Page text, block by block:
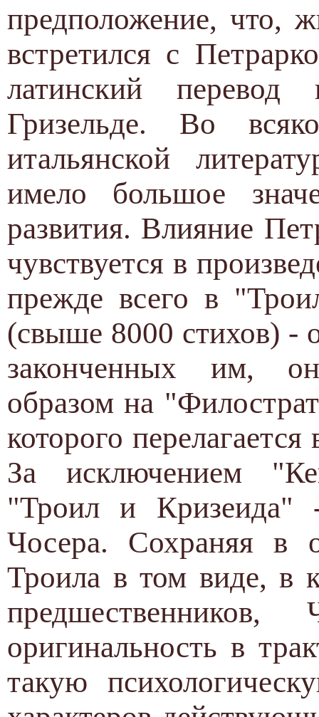
предположение, что,
встретился с
латинский
Гризельде. Во
итальянской
имело большое
развития. Влияние
чувствуется в
прежде всего в
(свыше 8000 стихов) -
законченных им,
образом на
которого
За исключением
"Троил и Кризеида"
Чосера. Сохраняя в
Троила в том виде, в
оригинальность в
такую